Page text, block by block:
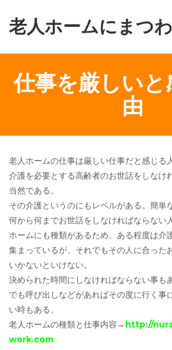
老人ホームにまつ
仕事を厳しい
由
老人ホームの仕事は厳しい仕事だと感じる
介護を必要とする高齢者のお世話をしなけ
当然である。
その介護というのにもレベルがある。簡単
何から何までお世話をしなければならない
ホームにも種類があるため、ある程度は介
集まっているが、それでもその人に合った
いかないといけない。
決められた時間にしなければならない事も
でも呼び出しなどがあればその度に行く事
い時もある。
老人ホームの種類と仕事内容→ http://
work.com